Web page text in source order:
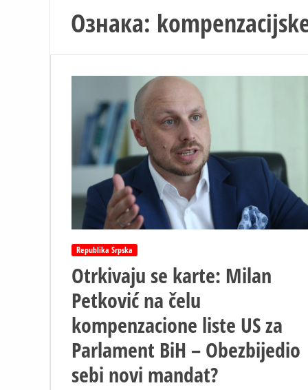
Ознака:
Republika Srpska
Otrkivaju se karte: Milan
Petković na čelu
kompenzacione liste US za
Parlament BiH – Obezbijedio
sebi novi mandat?